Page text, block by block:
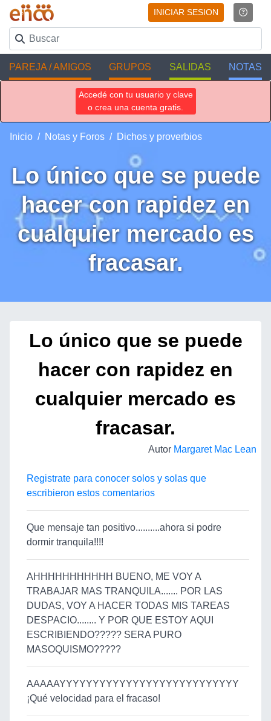
INICIAR SESION
PAREJA / AMIGOS GRUPOS SALIDAS NOTAS
Accedé con tu usuario y clave
o crea una cuenta gratis.
Inicio Notas y Foros Dichos y proverbios
Lo único que se puede
hacer con rapidez en
cualquier mercado es
fracasar.
Lo único que se puede
hacer con rapidez en
cualquier mercado es
fracasar.
Autor Margaret Mac Lean
Registrate para conocer solos y solas que
escribieron estos comentarios
Que mensaje tan positivo..........ahora si podre
dormir tranquila!!!!
AHHHHHHHHHHH BUENO, ME VOY A
TRABAJAR MAS TRANQUILA....... POR LAS
DUDAS, VOY A HACER TODAS MIS TAREAS
DESPACIO........ Y POR QUE ESTOY AQUI
ESCRIBIENDO????? SERA PURO
MASOQUISMO?????
AAAAAYYYYYYYYYYYYYYYYYYYYYYYYYYY
¡Qué velocidad para el fracaso!